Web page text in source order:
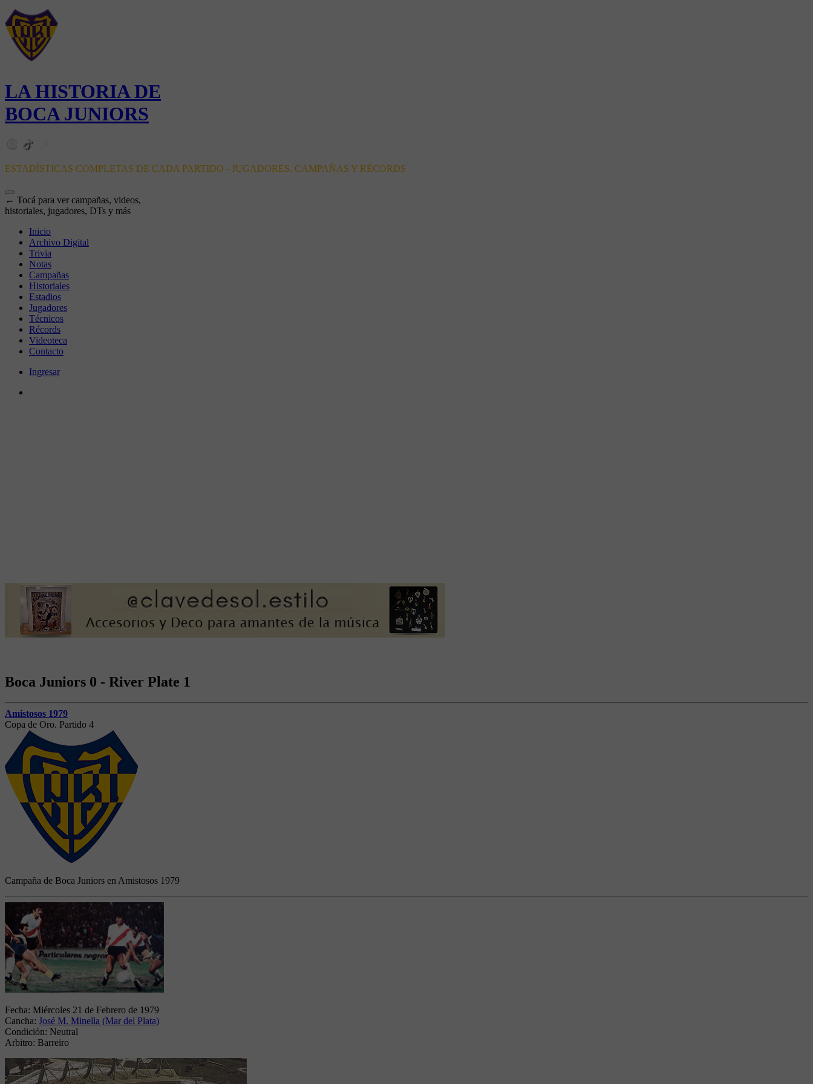
LA HISTORIA DE
BOCA JUNIORS
ESTADÍSTICAS COMPLETAS DE CADA PARTIDO - JUGADORES, CAMPAÑAS Y RÉCORDS
← Tocá para ver campañas, videos,
historiales, jugadores, DTs y más
Inicio
Archivo Digital
Trivia
Notas
Campañas
Historiales
Estadios
Jugadores
Técnicos
Récords
Videoteca
Contacto
Ingresar
Boca Juniors 0 - River Plate 1
Amistosos 1979
Copa de Oro. Partido 4
Campaña de Boca Juniors en Amistosos 1979
Fecha: Miércoles 21 de Febrero de 1979
Cancha: José M. Minella (Mar del Plata)
Condición: Neutral
Arbitro: Barreiro